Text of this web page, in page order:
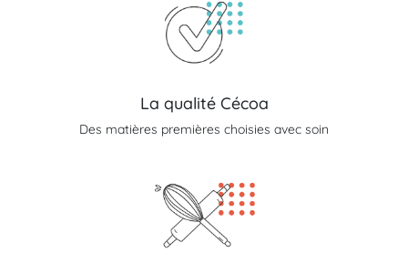
La qualité Cécoa
Des matières premières choisies avec soin